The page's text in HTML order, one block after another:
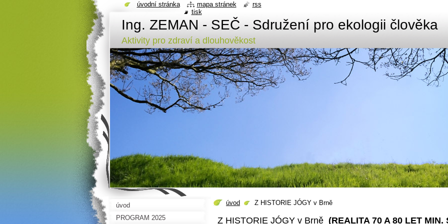
Ing. ZEMAN - SEČ - Sdružení pro ekologii člověka
Aktivity pro zdraví a dlouhověkost
úvod Z HISTORIE JÓGY v Brně
Z HISTORIE JÓGY v Brně (REALITA 70 A 80 LET MIN.
úvod
PROGRAM 2025
úvodní stránka mapa stránek
rss
tisk